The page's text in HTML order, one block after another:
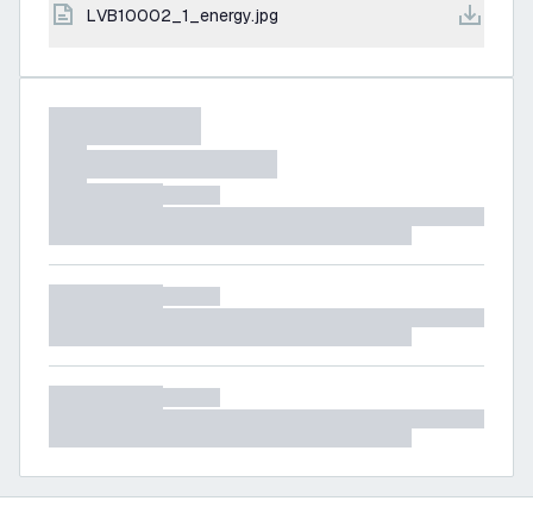
LVB10002_1_energy.jpg